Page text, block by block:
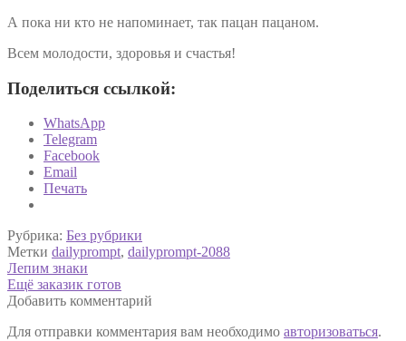
А пока ни кто не напоминает, так пацан пацаном.
Всем молодости, здоровья и счастья!
Поделиться ссылкой:
WhatsApp
Telegram
Facebook
Email
Печать
Рубрика: Без рубрики
Метки dailyprompt, dailyprompt-2088
Навигация
по
записям
Предыдущая
запись:
Лепим знаки
Следующая
запись:
Ещё заказик готов
Добавить комментарий
Для отправки комментария вам необходимо авторизоваться.